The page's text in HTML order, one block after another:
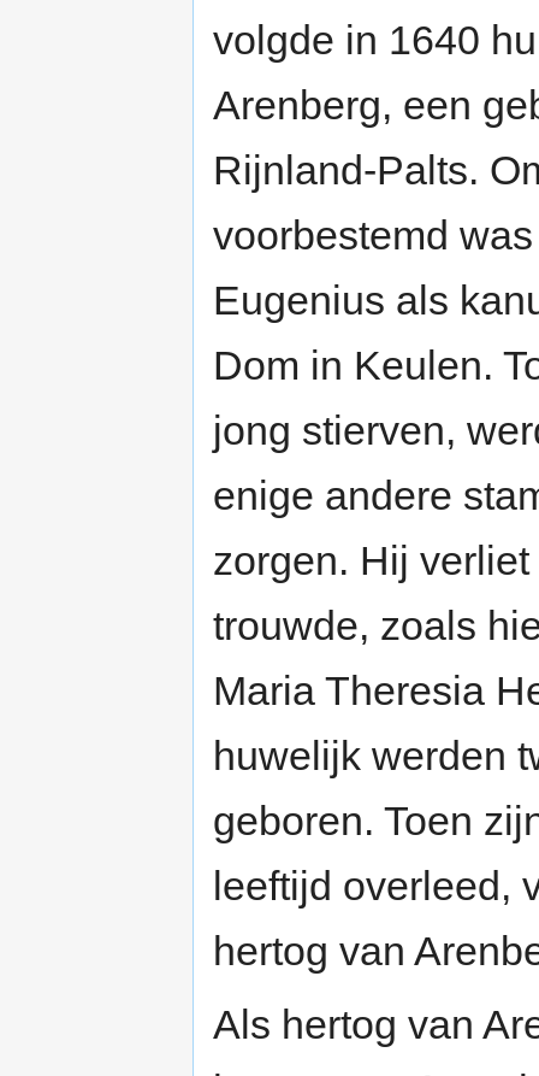
volgde in 1640
Arenberg, een
Rijnland-Palts.
voorbestemd
Eugenius als
Dom in Keulen.
jong stierven,
enige andere
zorgen. Hij
trouwde, zoals
Maria Theresia
huwelijk werden
geboren. Toen
leeftijd overleed,
hertog van
Als hertog van